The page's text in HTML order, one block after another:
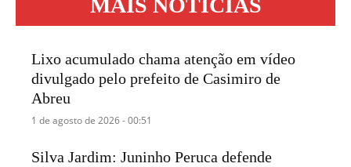
MAIS NOTÍCIAS
Lixo acumulado chama atenção em vídeo
divulgado pelo prefeito de Casimiro de
Abreu
1 de agosto de 2026 - 00:51
Silva Jardim: Juninho Peruca defende